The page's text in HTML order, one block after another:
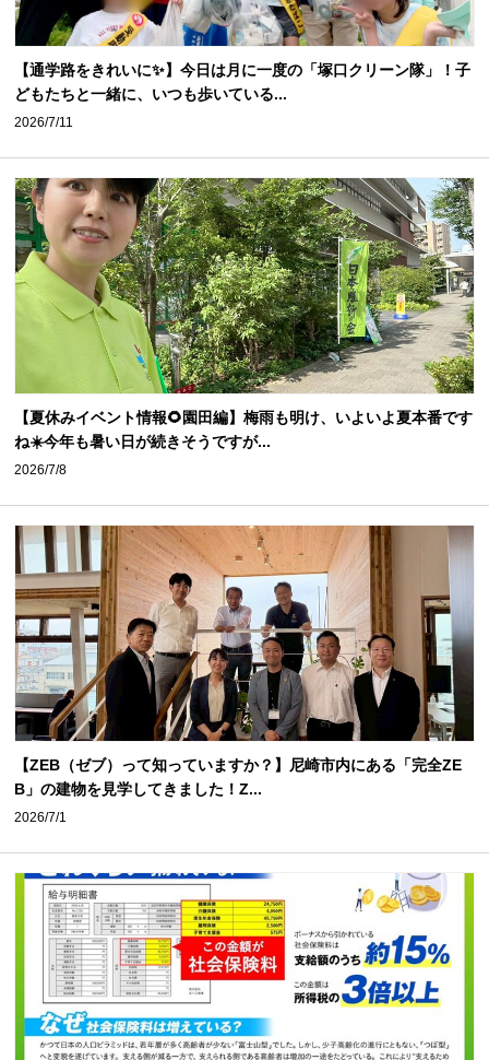
【通学路をきれいに✨】今日は月に一度の「塚口クリーン隊」！子
どもたちと一緒に、いつも歩いている...
2026/7/11
【夏休みイベント情報🌻園田編】梅雨も明け、いよいよ夏本番です
ね☀️今年も暑い日が続きそうですが...
2026/7/8
【ZEB（ゼブ）って知っていますか？】尼崎市内にある「完全ZE
B」の建物を見学してきました！Z...
2026/7/1